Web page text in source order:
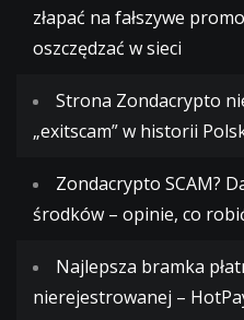
złapać na fałszywe
oszczędzać w sieci
Strona Zondacrypto
„exitscam” w historii
Zondacrypto SCAM?
środków – opinie, co
Najlepsza bramka
nierejestrowanej –